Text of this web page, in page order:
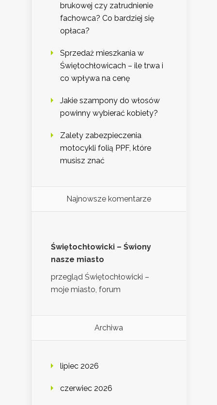
brukowej czy zatrudnienie
fachowca? Co bardziej się
opłaca?
Sprzedaż mieszkania w
Świętochłowicach – ile trwa i
co wpływa na cenę
Jakie szampony do włosów
powinny wybierać kobiety?
Zalety zabezpieczenia
motocykli folią PPF, które
musisz znać
Najnowsze komentarze
Świętochłowicki – Świony
nasze miasto
przegląd Świętochłowicki –
moje miasto, forum
Archiwa
lipiec 2026
czerwiec 2026